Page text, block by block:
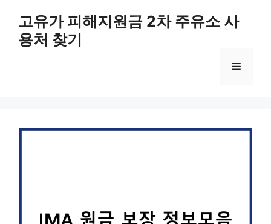
고유가 피해지원금 2차 주유소 사
용처 찾기
메